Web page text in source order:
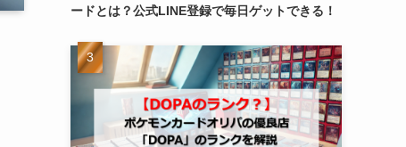
ードとは？公式LINE登録で毎日ゲットできる！